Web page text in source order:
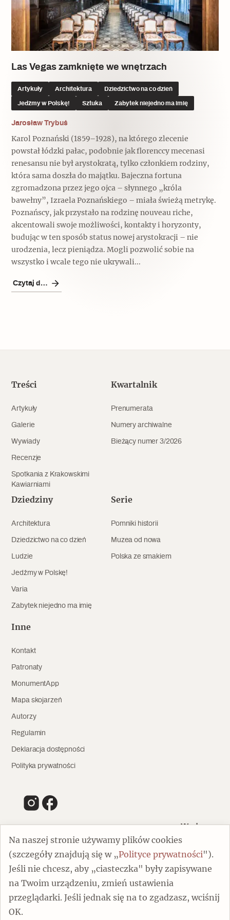
Na naszej stronie używamy plików cookies
(szczegóły znajdują się w „Polityce prywatności").
Jeśli nie chcesz, aby „ciasteczka" były zapisywane
na Twoim urządzeniu, zmień ustawienia
przeglądarki. Jeśli jednak się na to zgadzasz, wciśnij
OK.
Kruchość rzeczy
Wywiady
Popularne
Dolnośląski Indiana Jones
Recenzje
Popularne
Ulubieniec Fortuny
Dziedzictwo na co dzień
Jak wskrzesić smak
Ludzie
Siostry rzeźbiarki
Jedźmy w Polskę!
Popularne
Wskazówki idą w dobrą stronę
Zabytek niejedno ma imię
Popularne
Archeologia
Szyb pierwszej windy w Warszawie
Zabierz mapę na wakacje!
Biskupin - rezerwat archeologiczny
Muzea od nowa
Popularne
Jak to działa? Czyli nowa odsłona
Polska ze smakiem
Popularne
Kuchnia w Ostromecku: puder z
jarmużu, zupa z krwi
Zobacz również
Patronaty
MonumentApp
Mapa skojarzeń
Las Vegas zamknięte we wnętrzach
Artykuły Architektura Dziedzictwo na co dzień
Jedźmy w Polskę! Sztuka Zabytek niejedno ma imię
Jarosław Trybuś
Karol Poznański (1859–1928), na którego zlecenie
powstał łódzki pałac, podobnie jak florenccy mecenasi
renesansu nie był arystokratą, tylko członkiem rodziny,
która sama doszła do majątku. Bajeczna fortuna
zgromadzona przez jego ojca – słynnego „króla
bawełny”, Izraela Poznańskiego – miała świeżą metrykę.
Poznańscy, jak przystało na rodzinę nouveau riche,
akcentowali swoje możliwości, kontakty i horyzonty,
budując w ten sposób status nowej arystokracji – nie
urodzenia, lecz pieniądza. Mogli pozwolić sobie na
wszystko i wcale tego nie ukrywali...
Czytaj dalej
Treści
Artykuły
Galerie
Wywiady
Recenzje
Spotkania z Krakowskimi
Kawiarniami
Kwartalnik
Prenumerata
Numery archiwalne
Bieżący numer 3/2026
Dziedziny
Architektura
Dziedzictwo na co dzień
Ludzie
Jedźmy w Polskę!
Varia
Zabytek niejedno ma imię
Serie
Pomniki historii
Muzea od nowa
Polska ze smakiem
Inne
Kontakt
Patronaty
MonumentApp
Mapa skojarzeń
Autorzy
Regulamin
Deklaracja dostępności
Polityka prywatności
Wydawca
00-805 Warszawa
ul. Chmielna 132/134
Dofinansowano ze środków Ministra Kultury i Dziedzictwa
Narodowego